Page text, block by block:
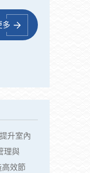
多
升室內
理與
高效節